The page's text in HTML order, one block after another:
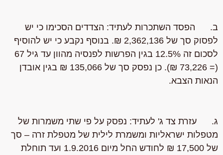
ב. הפסד השתכרות לעתיד: הצדדים הסכימו כי יש
לפסוק סך של 2,362,136 ₪. בנוסף נקבע כי יש להוסיף
לסכום זה 12.5% בגין הפרשות לפנסיה מהוון עד גיל 67
(= 73,226 ₪). כן נפסק סך של 135,066 ₪ בגין אובדן
הנאות הצבא.
ג. עזרת צד ג' לעתיד: נפסק על פי שתי משמרות של
מטפלות ישראליות ומשמרת לילית של מטפלת זרה – סך
של 17,500 ₪ לחודש החל מיום 1.9.2016 ועד תוחלת